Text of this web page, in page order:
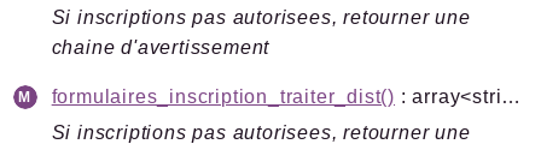
Si inscriptions pas autorisees, retourner une
chaine d'avertissement
formulaires_inscription_traiter_dist()
: array<string|int, mixed>
Si inscriptions pas autorisees, retourner une